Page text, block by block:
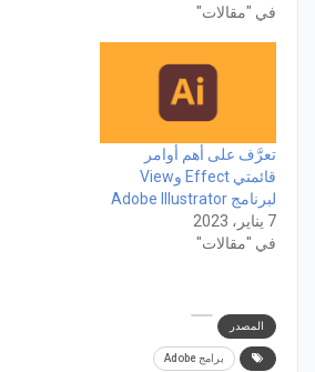
في "مقالات"
تعرَّف على أهم أوامر
قائمتي Effect وView
لبرنامج Adobe Illustrator
7 يناير، 2023
في "مقالات"
المصدر
برامج Adobe